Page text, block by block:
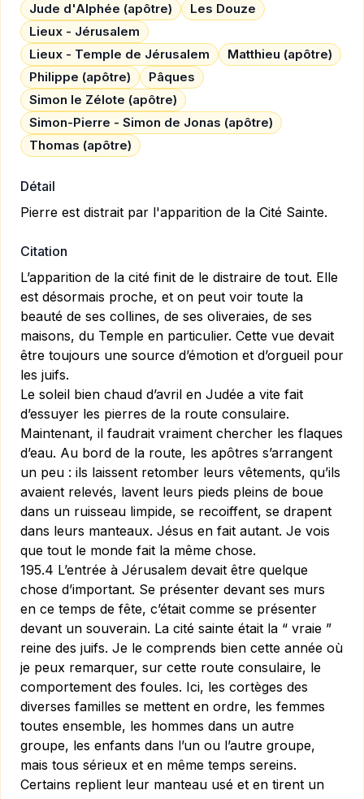
Jude d'Alphée (apôtre)
Les Douze
Lieux - Jérusalem
Lieux - Temple de Jérusalem
Matthieu (apôtre)
Philippe (apôtre)
Pâques
Simon le Zélote (apôtre)
Simon-Pierre - Simon de Jonas (apôtre)
Thomas (apôtre)
Détail
Pierre est distrait par l'apparition de la Cité Sainte.
Citation
L’apparition de la cité finit de le distraire de tout. Elle
est désormais proche, et on peut voir toute la
beauté de ses collines, de ses oliveraies, de ses
maisons, du Temple en particulier. Cette vue devait
être toujours une source d’émotion et d’orgueil pour
les juifs.
Le soleil bien chaud d’avril en Judée a vite fait
d’essuyer les pierres de la route consulaire.
Maintenant, il faudrait vraiment chercher les flaques
d’eau. Au bord de la route, les apôtres s’ar­rangent
un peu : ils laissent retomber leurs vêtements, qu’ils
avaient relevés, lavent leurs pieds pleins de boue
dans un ruisseau limpide, se recoiffent, se drapent
dans leurs manteaux. Jésus en fait autant. Je vois
que tout le monde fait la même chose.
195.4 L’entrée à Jérusalem devait être quelque
chose d’important. Se présenter devant ses murs
en ce temps de fête, c’était comme se présenter
devant un souverain. La cité sainte était la “ vraie ”
reine des juifs. Je le comprends bien cette année où
je peux remarquer, sur cette route consulaire, le
comportement des foules. Ici, les cortèges des
diverses familles se mettent en ordre, les femmes
toutes ensemble, les hommes dans un autre
groupe, les enfants dans l’un ou l’autre groupe,
mais tous sérieux et en même temps sereins.
Certains replient leur manteau usé et en tirent un